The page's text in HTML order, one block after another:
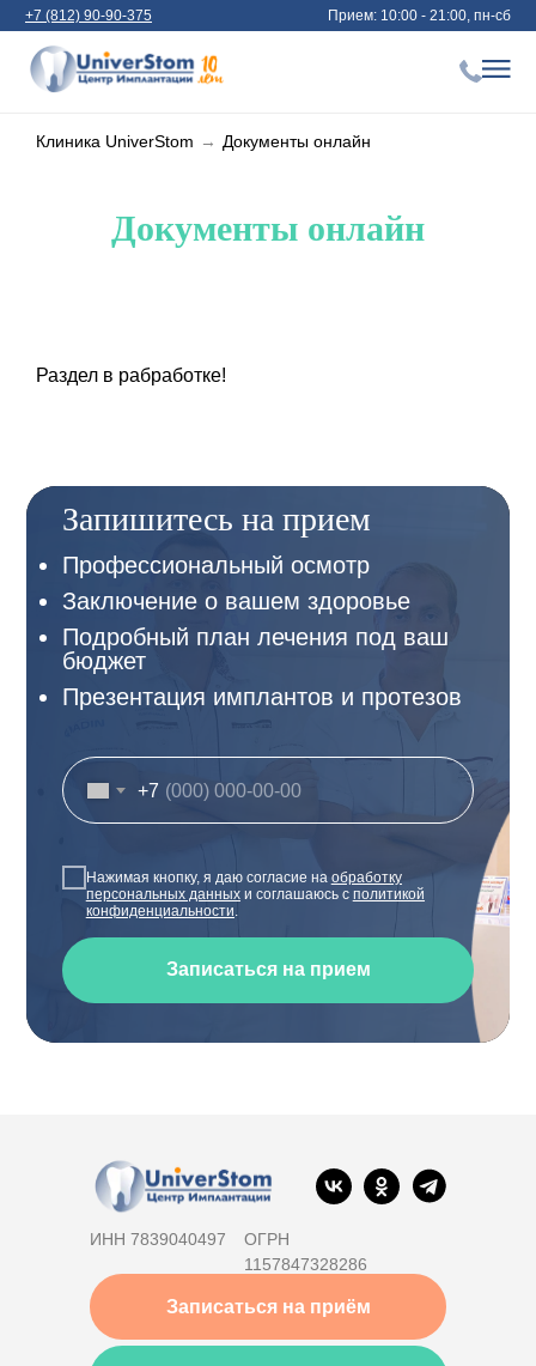
+7 (812) 90-90-375 Прием: 10:00 - 21:00, пн-сб
Клиника UniverStom → Документы онлайн
Документы онлайн
Раздел в рабработке!
Запишитесь на прием
Профессиональный осмотр
Заключение о вашем здоровье
Подробный план лечения под ваш
бюджет
Презентация имплантов и протезов
+7
Нажимая кнопку, я даю согласие на обработку
персональных данныхи соглашаюсь с политикой
конфиденциальности
Записаться на прием
ИНН 7839040497
ОГРН
1157847328286
Записаться на приём